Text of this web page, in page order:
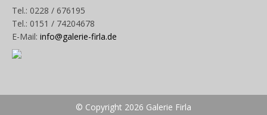
Tel.: 0228 / 676195
Tel.: 0151 / 74204678
E-Mail: info@galerie-firla.de
© Copyright 2026 Galerie Firla